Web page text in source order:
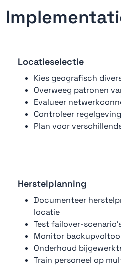
Locatieselectie
Kies geografisch
Overweeg patronen
Evalueer
Controleer
Plan voor
Herstelplanning
Documenteer
locatie
Test failover-
Monitor
Onderhoud
Train personeel op